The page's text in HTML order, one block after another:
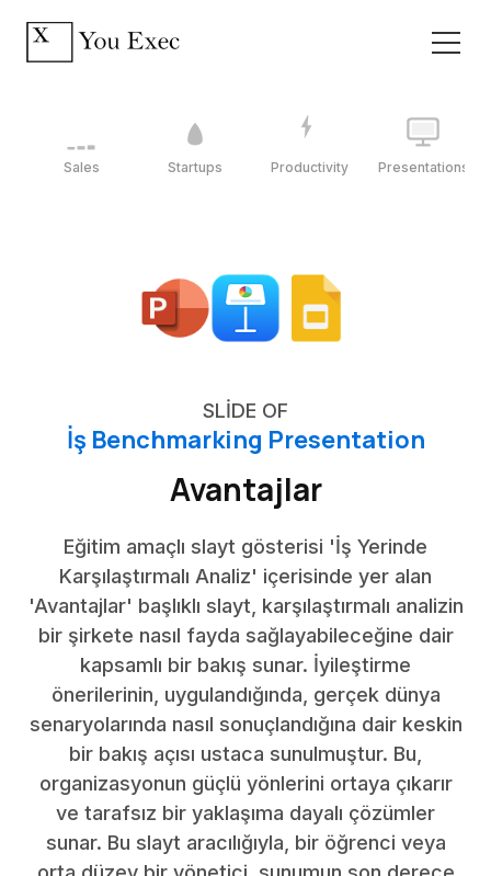
Sales Startups Productivity Presentations
SLIDE OF
İş Benchmarking Presentation
Avantajlar
Eğitim amaçlı slayt gösterisi 'İş Yerinde
Karşılaştırmalı Analiz' içerisinde yer alan
'Avantajlar' başlıklı slayt, karşılaştırmalı analizin
bir şirkete nasıl fayda sağlayabileceğine dair
kapsamlı bir bakış sunar. İyileştirme
önerilerinin, uygulandığında, gerçek dünya
senaryolarında nasıl sonuçlandığına dair keskin
bir bakış açısı ustaca sunulmuştur. Bu,
organizasyonun güçlü yönlerini ortaya çıkarır
ve tarafsız bir yaklaşıma dayalı çözümler
sunar. Bu slayt aracılığıyla, bir öğrenci veya